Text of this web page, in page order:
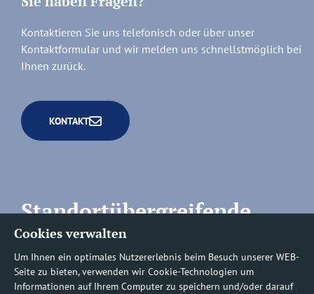
Cookies verwalten
Um Ihnen ein optimales Nutzererlebnis beim Besuch unserer WEB-
Seite zu bieten, verwenden wir Cookie-Technologien um
Informationen auf Ihrem Computer zu speichern und/oder darauf
Kontaktieren Sie uns telefonisch oder über unser
Kontaktformular und wir melden uns schnellstmöglich bei
Ihnen zurück.
KONTAKT
Standortübergreifende
Rufnummern